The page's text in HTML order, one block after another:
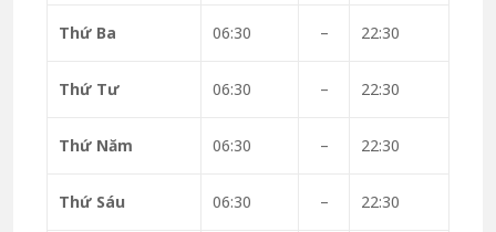
Thứ Ba 06:30 – 22:30
Thứ Tư 06:30 – 22:30
Thứ Năm 06:30 – 22:30
Thứ Sáu 06:30 – 22:30